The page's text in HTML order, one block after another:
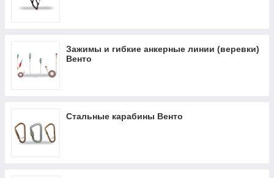
Зажимы и гибкие анкерные линии (веревки)
Венто
Стальные карабины Венто